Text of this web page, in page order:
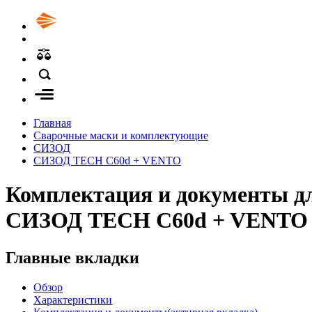
Главная
Сварочные маски и комплектующие
СИЗОД
СИЗОД TECH C60d + VENTO
Комплектация и документы
СИЗОД TECH C60d + VENTO
Главные вкладки
Обзор
Характеристики